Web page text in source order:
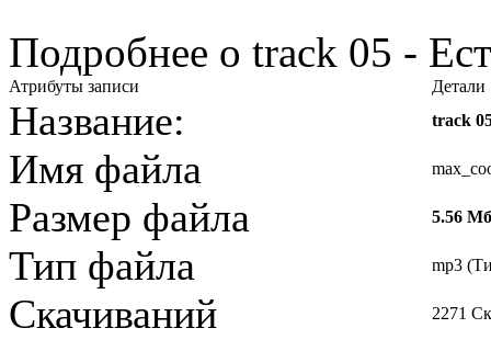
Подробнее о track 05 -
Атрибуты записи Детали
Название: track
Имя файла
Размер файла 5.56
Тип файла mp3
Скачиваний 2271